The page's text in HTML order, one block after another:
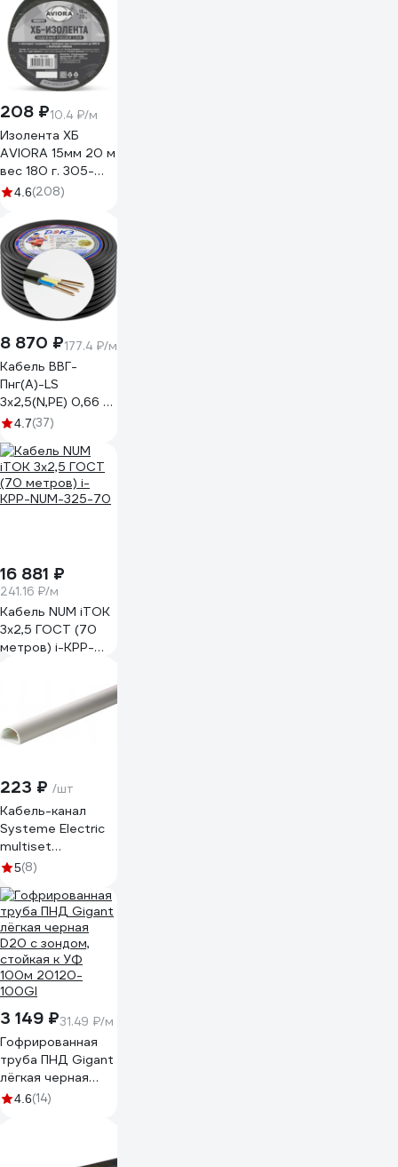
208 ₽10.4 ₽/м
Изолента ХБ
AVIORA 15мм 20 м
вес 180 г. 305-
065
4.6(208)
8 870 ₽177.4 ₽/м
Кабель ВВГ-
Пнг(А)-LS
3х2,5(N,PE) 0,66 кВ
(бухта 50 м) ВЭКЗ
4.7(37)
16 881 ₽
241.16 ₽/м
Кабель NUM iTOK
3x2,5 ГОСТ (70
метров) i-KPP-
223 ₽ /шт
Кабель-канал
Systeme Electric
multiset
20x12x2000 мм,
пвх, белый
IMT20120WH
5(8)
3 149 ₽31.49 ₽/м
Гофрированная
труба ПНД Gigant
лёгкая черная
D20 с зондом,
4.6(14)